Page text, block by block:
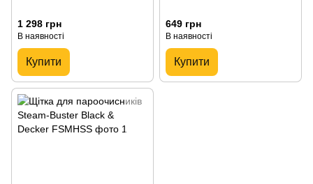
1 298 грн
В наявності
Купити
649 грн
В наявності
Купити